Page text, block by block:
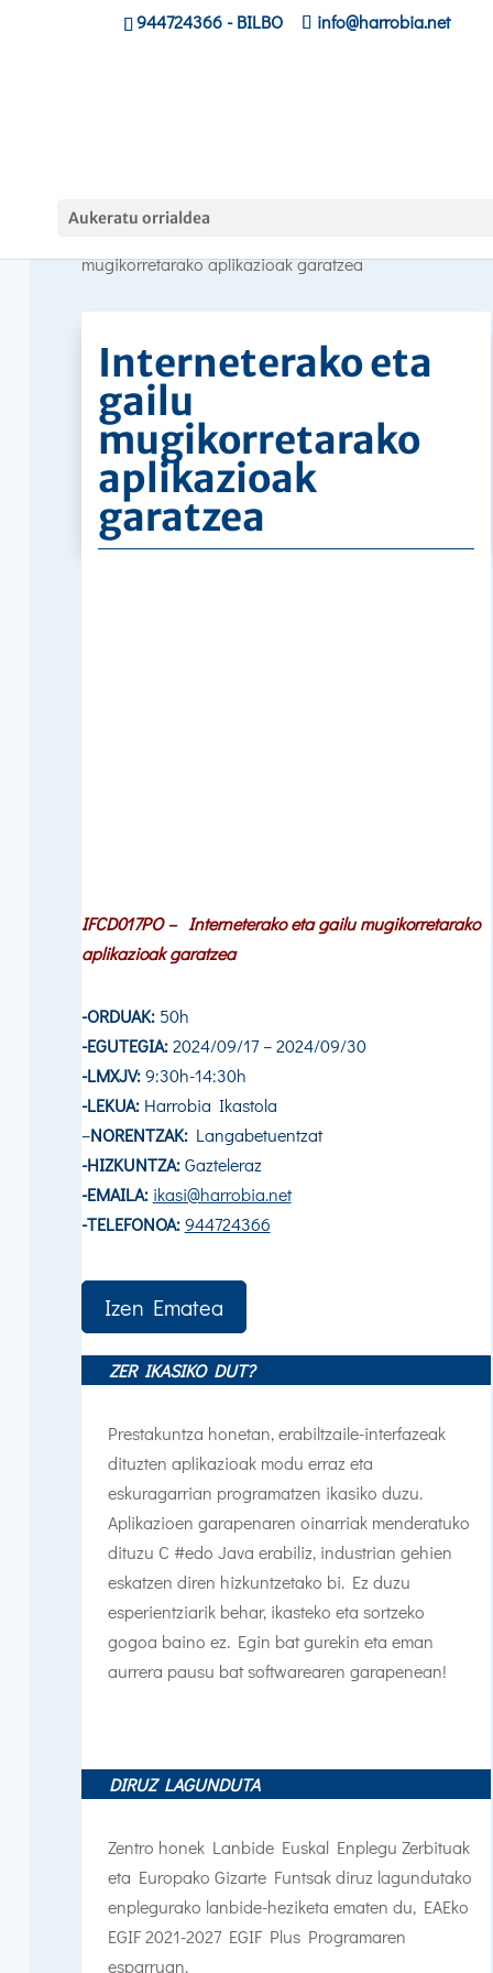
944724366- BILBO info@harrobia.net
Aukeratu orrialdea
mugikorretarako aplikazioak garatzea
Interneterako eta
gailu
mugikorretarako
aplikazioak
garatzea
IFCD017PO – Interneterako eta gailu mugikorretarako
aplikazioak garatzea
-ORDUAK:50h
-EGUTEGIA:2024/09/17 – 2024/09/30
-LMXJV:9:30h-14:30h
-LEKUA: Harrobia Ikastola
–NORENTZAK:Langabetuentzat
-HIZKUNTZA:Gazteleraz
-EMAILA: ikasi@harrobia.net
-TELEFONOA: 944724366
Izen Ematea
ZER IKASIKO DUT?
Prestakuntza honetan, erabiltzaile-interfazeak
dituzten aplikazioak modu erraz eta
eskuragarrian programatzen ikasiko duzu.
Aplikazioen garapenaren oinarriak menderatuko
dituzu C #edo Java erabiliz, industrian gehien
eskatzen diren hizkuntzetako bi. Ez duzu
esperientziarik behar, ikasteko eta sortzeko
gogoa baino ez. Egin bat gurekin eta eman
aurrera pausu bat softwarearen garapenean!
DIRUZ LAGUNDUTA
Zentro honek Lanbide Euskal Enplegu Zerbituak
eta Europako Gizarte Funtsak diruz lagundutako
enplegurako lanbide-heziketa ematen du, EAEko
EGIF 2021-2027 EGIF Plus Programaren
esparruan.